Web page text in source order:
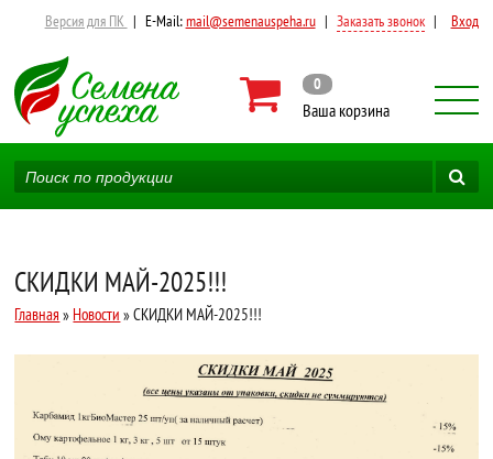
Версия для ПК | E-Mail:mail@semenauspeha.ru | Заказать звонок | Вход
0
Ваша корзина
СКИДКИ МАЙ-2025!!!
Главная » Новости » СКИДКИ МАЙ-2025!!!